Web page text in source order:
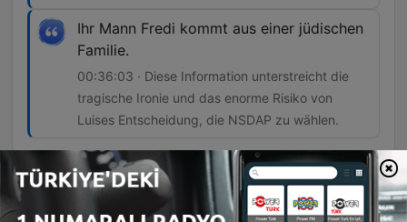
Ihr Mann Fredi kommt aus einer jüdischen
Familie.
00:36:03 · Diese Information unterstreicht die
tragische Ironie und das enorme Risiko von
Luises Entscheidung, die NSDAP zu wählen.
Bölümler